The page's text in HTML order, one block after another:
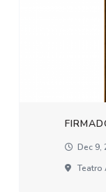
Dec 9,
Teatro